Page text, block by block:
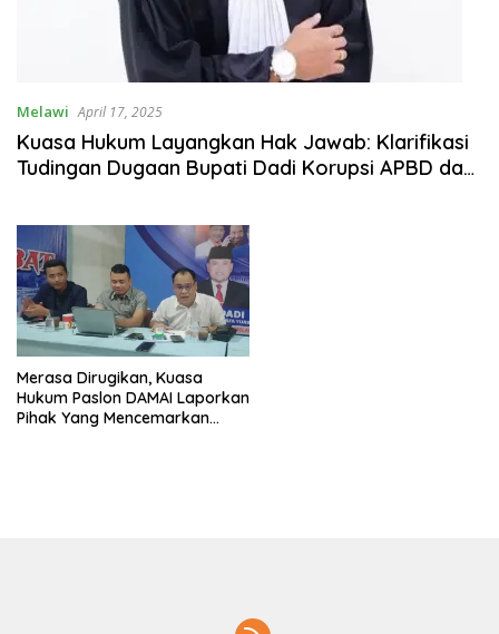
Melawi April 17, 2025
Kuasa Hukum Layangkan Hak Jawab: Klarifikasi
Tudingan Dugaan Bupati Dadi Korupsi APBD dan
Merasa Dirugikan, Kuasa
Hukum Paslon DAMAI Laporkan
Pihak Yang Mencemarkan